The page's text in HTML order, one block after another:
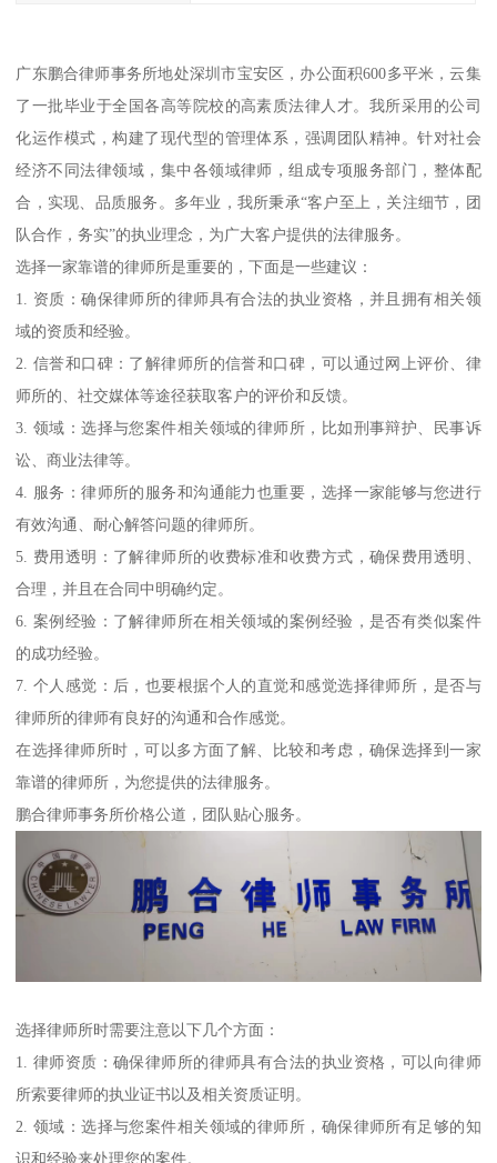
广东鹏合律师事务所地处深圳市宝安区，办公面积600多平米，云集
了一批毕业于全国各高等院校的高素质法律人才。我所采用的公司
化运作模式，构建了现代型的管理体系，强调团队精神。针对社会
经济不同法律领域，集中各领域律师，组成专项服务部门，整体配
合，实现、品质服务。多年业，我所秉承“客户至上，关注细节，团
队合作，务实”的执业理念，为广大客户提供的法律服务。
选择一家靠谱的律师所是重要的，下面是一些建议：
1. 资质：确保律师所的律师具有合法的执业资格，并且拥有相关领
域的资质和经验。
2. 信誉和口碑：了解律师所的信誉和口碑，可以通过网上评价、律
师所的、社交媒体等途径获取客户的评价和反馈。
3. 领域：选择与您案件相关领域的律师所，比如刑事辩护、民事诉
讼、商业法律等。
4. 服务：律师所的服务和沟通能力也重要，选择一家能够与您进行
有效沟通、耐心解答问题的律师所。
5. 费用透明：了解律师所的收费标准和收费方式，确保费用透明、
合理，并且在合同中明确约定。
6. 案例经验：了解律师所在相关领域的案例经验，是否有类似案件
的成功经验。
7. 个人感觉：后，也要根据个人的直觉和感觉选择律师所，是否与
律师所的律师有良好的沟通和合作感觉。
在选择律师所时，可以多方面了解、比较和考虑，确保选择到一家
靠谱的律师所，为您提供的法律服务。
鹏合律师事务所价格公道，团队贴心服务。
选择律师所时需要注意以下几个方面：
1. 律师资质：确保律师所的律师具有合法的执业资格，可以向律师
所索要律师的执业证书以及相关资质证明。
2. 领域：选择与您案件相关领域的律师所，确保律师所有足够的知
识和经验来处理您的案件。